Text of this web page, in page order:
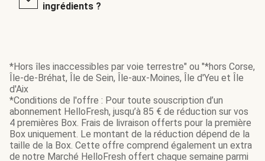
ingrédients ?
*Hors îles inaccessibles par voie terrestre" ou "*hors Corse,
Île-de-Bréhat, Île de Sein, Île-aux-Moines, Île d'Yeu et Île
d'Aix
*Conditions de l'offre : Pour toute souscription d’un
abonnement HelloFresh, jusqu’à 85 € de réduction sur vos
4 premières Box. Frais de livraison offerts pour la première
Box uniquement. Le montant de la réduction dépend de la
taille de la Box. Cette offre comprend également un extra
de notre Marché HelloFresh offert chaque semaine parmi